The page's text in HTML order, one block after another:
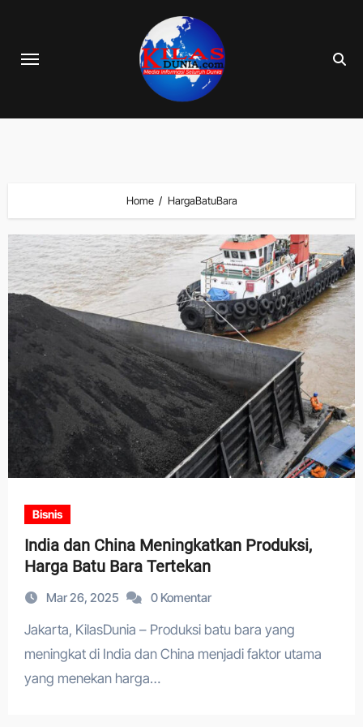
content
Home HargaBatuBara
Bisnis
India dan China Meningkatkan Produksi,
Harga Batu Bara Tertekan
Mar 26, 2025 0 Komentar
Jakarta, KilasDunia – Produksi batu bara yang
meningkat di India dan China menjadi faktor utama
yang menekan harga…